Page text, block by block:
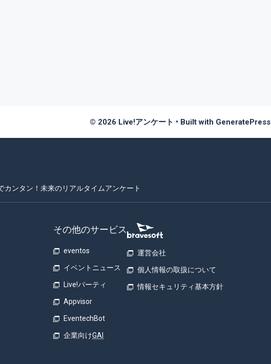
© 2026 Live!アンケート • Built with GeneratePress
カンタン！未来のリアルタイムアンケート
その他のサービス
eventos
イベントニュース
Live!パーティ
Appvisor
EventechBot
企業向けGAI
運営会社
個人情報の取扱について
情報セキュリティ基本方針